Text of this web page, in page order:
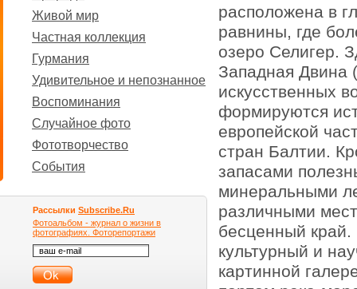
Живой мир
Частная коллекция
Гурмания
Удивительное и непознанное
Воспоминания
Случайное фото
Фототворчество
События
Рассылки Subscribe.Ru
Фотоальбом - журнал о жизни в
фотографиях. Фоторепортажи
расположена в
равнины, где
озеро Селигер.
Западная Двина
искусственных
формируются
европейской
стран Балтии.
запасами
минеральными
различными
бесценный
культурный и
картинной